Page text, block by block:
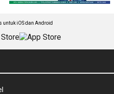
untuk iOS dan Android